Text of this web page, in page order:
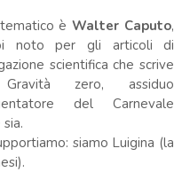
èWalter Caputo,
noto per gli articoli di
scientifica che scrive
zero, assiduo
del Carnevale
siamo Luigina (la